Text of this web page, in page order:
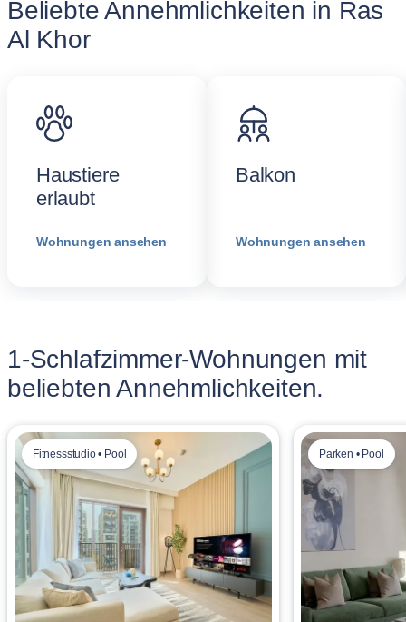
Beliebte Annehmlichkeiten in Ras
Al Khor
Haustiere
erlaubt
Wohnungen ansehen
Balkon
Wohnungen ansehen
1-Schlafzimmer-Wohnungen mit
beliebten Annehmlichkeiten.
Fitnessstudio • Pool Parken • Pool